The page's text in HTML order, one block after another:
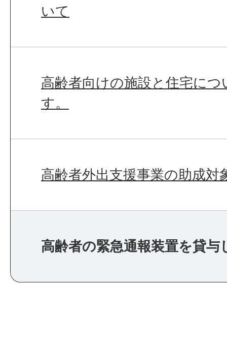
いて
高齢者向けの施設と住宅に
す。
高齢者外出支援事業の助成対
高齢者の緊急通報装置を貸与